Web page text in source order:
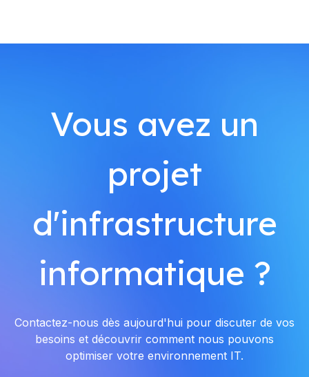
Vous avez un
projet
d'infrastructure
informatique ?
Contactez-nous dès aujourd'hui pour discuter de vos
besoins et découvrir comment nous pouvons
optimiser votre environnement IT.